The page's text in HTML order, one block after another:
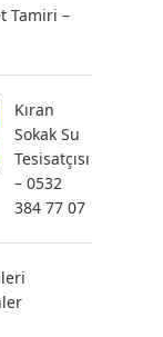
Tamiri –
Kıran
Sokak Su
Tesisatçısı
– 0532
384 77 07